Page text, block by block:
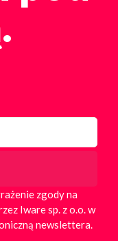
zgody na
Iware sp. z o.o. w
newslettera.